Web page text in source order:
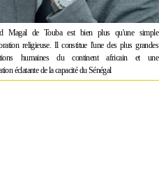
Magal de Touba est bien plus qu'une simple
religieuse. Il constitue l'une des plus grandes
humaines du continent africain et une
éclatante de la capacité du Sénégal